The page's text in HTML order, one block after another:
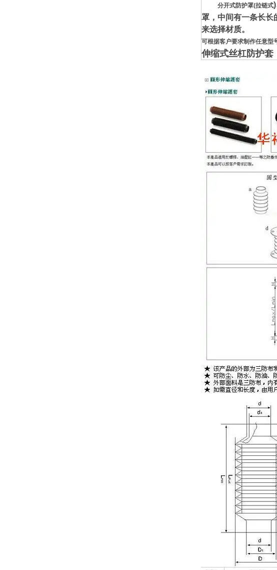
分开式防护罩(拉链式
罩，中间有一条长长
来选择材质。
可根据客户要求制作任意型
伸缩式丝杠防护套